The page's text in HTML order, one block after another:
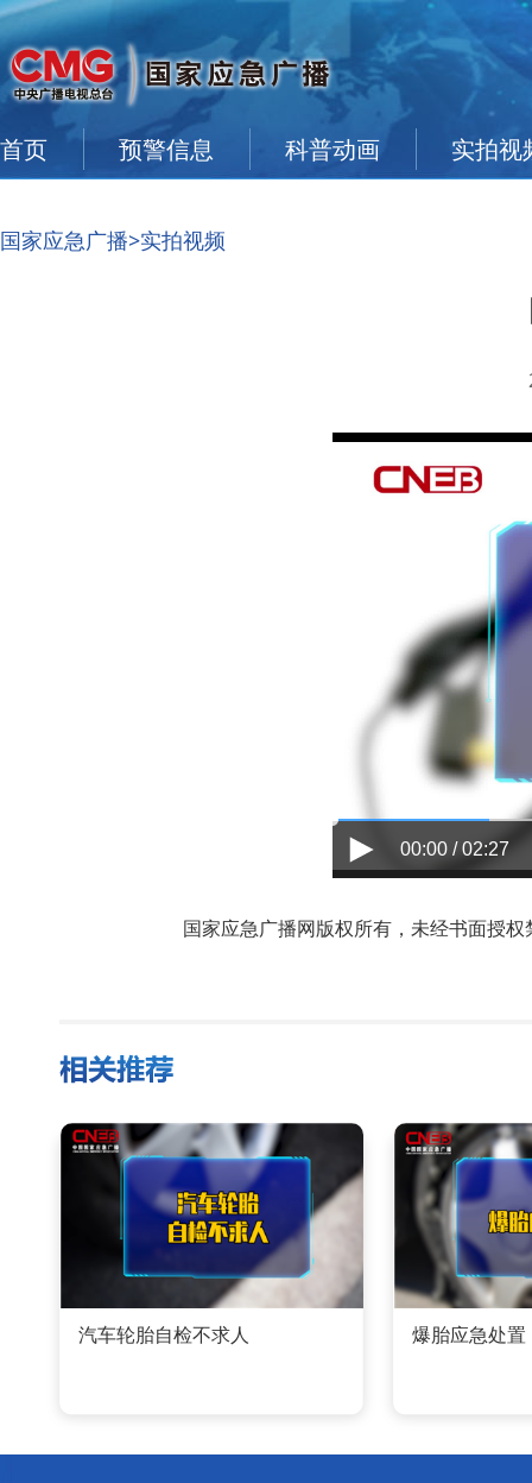
首页 预警信息 科普动画 实拍视
国家应急广播>实拍视频
00:00 / 02:27
国家应急广播网版权所有，未经书面授权
汽车轮胎自检不求人 爆胎应急处置